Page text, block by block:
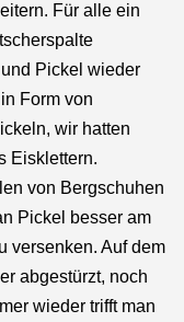
Für alle ein
Pickel wieder
Form von
wir hatten
Eisklettern.
von Bergschuhen
Pickel besser am
versenken. Auf dem
abgestürzt, noch
wieder trifft man